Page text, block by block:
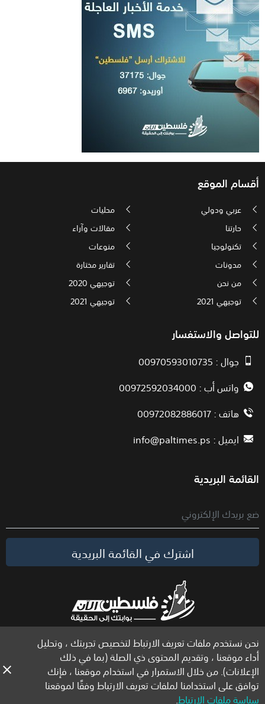
نحن نستخدم ملفات تعريف الارتباط لتخصيص تجربتك ، وتحليل
أداء موقعنا ، وتقديم المحتوى ذي الصلة (بما في ذلك
الإعلانات). من خلال الاستمرار في استخدام موقعنا ، فإنك
توافق على استخدامنا لملفات تعريف الارتباط وفقًا لموقعنا
سياسة ملفات الارتباط.
أقسام الموقع
عربي ودولي
محليات
حارتنا
مقالات وآراء
تكنولوجيا
منوعات
مدونات
تقارير مختارة
من نحن
توجيهي 2020
توجيهي 2021
توجيهي 2021
للتواصل والاستفسار
جوال : 00970593010735
واتس أب : 00972592034000
هاتف : 00972082886017
ايميل :info@paltimes.ps
القائمة البريدية
اشترك في القائمة البريدية
الحقوق محفوظة لموقع فلسطين الآن © 2026